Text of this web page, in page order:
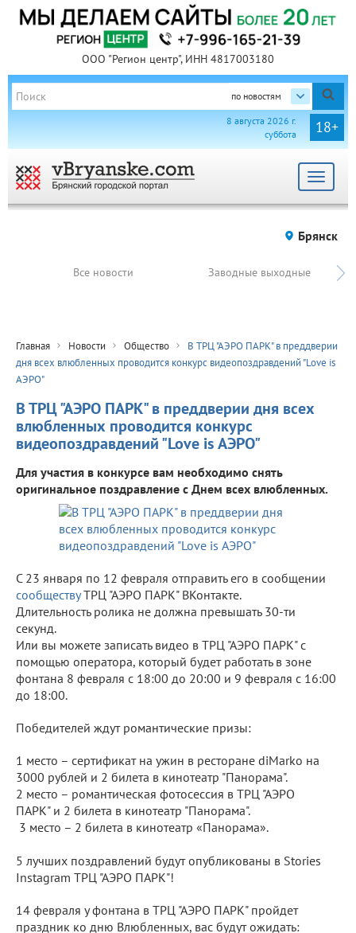
ООО "Регион центр", ИНН 4817003180
по новостям
18+
8 августа 2026 г.
суббота
Toggle
Брянск
Все новости Заводные выходные
Главная Новости Общество
В ТРЦ "АЭРО ПАРК" в преддверии
дня всех влюбленных проводится конкурс видеопоздравдений "Love is
АЭРО"
В ТРЦ "АЭРО ПАРК" в преддверии дня всех
влюбленных проводится конкурс
видеопоздравдений "Love is АЭРО"
Для участия в конкурсе вам необходимо снять
оригинальное поздравление с Днем всех влюбленных.
С 23 января по 12 февраля отправить его в сообщении
сообществуТРЦ "АЭРО ПАРК" ВКонтакте.
Длительность ролика не должна превышать 30-ти
секунд.
Или вы можете записать видео в ТРЦ "АЭРО ПАРК" с
помощью оператора, который будет работать в зоне
фонтана 8 февраля с 18:00 до 20:00 и 9 февраля с 16:00
до 18:00.
Победителей ждут романтические призы:
1 место – сертификат на ужин в ресторане diMarko на
3000 рублей и 2 билета в кинотеатр "Панорама".
2 место – романтическая фотосессия в ТРЦ "АЭРО
ПАРК" и 2 билета в кинотеатр "Панорама".
3 место – 2 билета в кинотеатр «Панорама».
5 лучших поздравлений будут опубликованы в Stories
Instagram ТРЦ "АЭРО ПАРК"!
14 февраля у фонтана в ТРЦ "АЭРО ПАРК" пройдет
праздник ко дню Влюбленных, вас будут ожидать: